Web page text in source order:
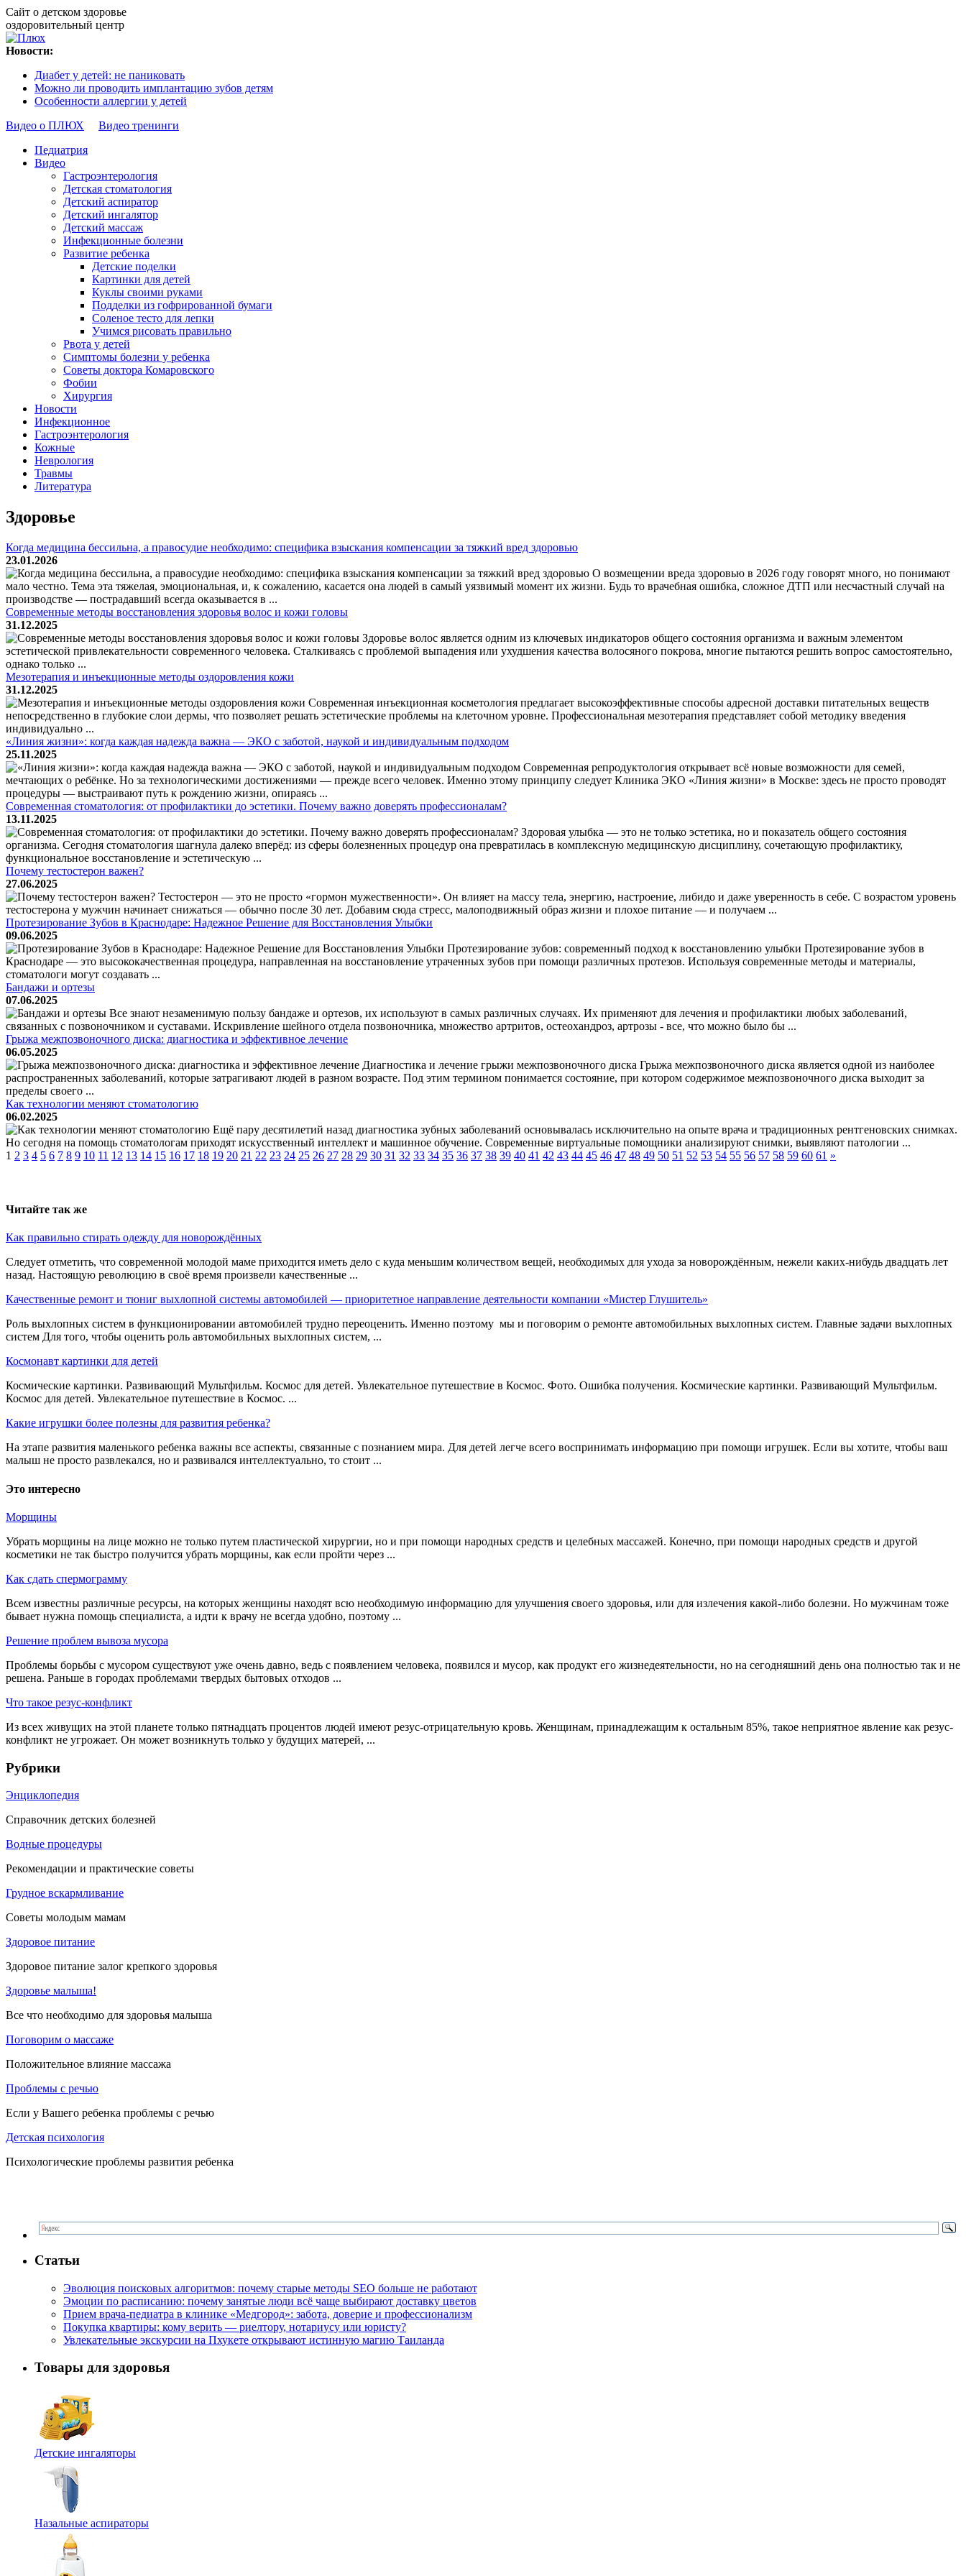
Сайт о детском здоровье
оздоровительный центр
Новости:
Диабет у детей: не паниковать
Можно ли проводить имплантацию зубов детям
Особенности аллергии у детей
Видео о ПЛЮХ
Видео тренинги
Педиатрия
Видео
Гастроэнтерология
Детская стоматология
Детский аспиратор
Детский ингалятор
Детский массаж
Инфекционные болезни
Развитие ребенка
Детские поделки
Картинки для детей
Куклы своими руками
Подделки из гофрированной бумаги
Соленое тесто для лепки
Учимся рисовать правильно
Рвота у детей
Симптомы болезни у ребенка
Советы доктора Комаровского
Фобии
Хирургия
Новости
Инфекционное
Гастроэнтерология
Кожные
Неврология
Травмы
Литература
Здоровье
Когда медицина бессильна, а правосудие необходимо: специфика взыскания компенсации за тяжкий вред здоровью
23.01.2026
О возмещении вреда здоровью в 2026 году говорят много, но понимают
мало честно. Тема эта тяжелая, эмоциональная, и, к сожалению, касается она людей в самый уязвимый момент их жизни. Будь то врачебная ошибка, сложное ДТП или несчастный случай на
производстве — пострадавший всегда оказывается в ...
Современные методы восстановления здоровья волос и кожи головы
31.12.2025
Здоровье волос является одним из ключевых индикаторов общего состояния организма и важным элементом
эстетической привлекательности современного человека. Сталкиваясь с проблемой выпадения или ухудшения качества волосяного покрова, многие пытаются решить вопрос самостоятельно,
однако только ...
Мезотерапия и инъекционные методы оздоровления кожи
31.12.2025
Современная инъекционная косметология предлагает высокоэффективные способы адресной доставки питательных веществ
непосредственно в глубокие слои дермы, что позволяет решать эстетические проблемы на клеточном уровне. Профессиональная мезотерапия представляет собой методику введения
индивидуально ...
«Линия жизни»: когда каждая надежда важна — ЭКО с заботой, наукой и индивидуальным подходом
25.11.2025
Современная репродуктология открывает всё новые возможности для семей,
мечтающих о ребёнке. Но за технологическими достижениями — прежде всего человек. Именно этому принципу следует Клиника ЭКО «Линия жизни» в Москве: здесь не просто проводят
процедуры — выстраивают путь к рождению жизни, опираясь ...
Современная стоматология: от профилактики до эстетики. Почему важно доверять профессионалам?
13.11.2025
Здоровая улыбка — это не только эстетика, но и показатель общего состояния
организма. Сегодня стоматология шагнула далеко вперёд: из сферы болезненных процедур она превратилась в комплексную медицинскую дисциплину, сочетающую профилактику,
функциональное восстановление и эстетическую ...
Почему тестостерон важен?
27.06.2025
Тестостерон — это не просто «гормон мужественности». Он влияет на массу тела, энергию, настроение, либидо и даже уверенность в себе. С возрастом уровень
тестостерона у мужчин начинает снижаться — обычно после 30 лет. Добавим сюда стресс, малоподвижный образ жизни и плохое питание — и получаем ...
Протезирование Зубов в Краснодаре: Надежное Решение для Восстановления Улыбки
09.06.2025
Протезирование зубов: современный подход к восстановлению улыбки Протезирование зубов в
Краснодаре — это высококачественная процедура, направленная на восстановление утраченных зубов при помощи различных протезов. Используя современные методы и материалы,
стоматологи могут создавать ...
Бандажи и ортезы
07.06.2025
Все знают незаменимую пользу бандаже и ортезов, их используют в самых различных случаях. Их применяют для лечения и профилактики любых заболеваний,
связанных с позвоночником и суставами. Искривление шейного отдела позвоночника, множество артритов, остеохандроз, артрозы - все, что можно было бы ...
Грыжа межпозвоночного диска: диагностика и эффективное лечение
06.05.2025
Диагностика и лечение грыжи межпозвоночного диска Грыжа межпозвоночного диска является одной из наиболее
распространенных заболеваний, которые затрагивают людей в разном возрасте. Под этим термином понимается состояние, при котором содержимое межпозвоночного диска выходит за
пределы своего ...
Как технологии меняют стоматологию
06.02.2025
Ещё пару десятилетий назад диагностика зубных заболеваний основывалась исключительно на опыте врача и традиционных рентгеновских снимках.
Но сегодня на помощь стоматологам приходят искусственный интеллект и машинное обучение. Современные виртуальные помощники анализируют снимки, выявляют патологии ...
1 2 3 4 5 6 7 8 9 10 11 12 13 14 15 16 17 18 19 20 21 22 23 24 25 26 27 28 29 30 31 32 33 34 35 36 37 38 39 40 41 42 43 44 45 46 47 48 49 50 51 52 53 54 55 56 57 58 59 60 61 »
Читайте так же
Как правильно стирать одежду для новорождённых
Следует отметить, что современной молодой маме приходится иметь дело с куда меньшим количеством вещей, необходимых для ухода за новорождённым, нежели каких-нибудь двадцать лет
назад. Настоящую революцию в своё время произвели качественные ...
Качественные ремонт и тюниг выхлопной системы автомобилей — приоритетное направление деятельности компании «Мистер Глушитель»
Роль выхлопных систем в функционировании автомобилей трудно переоценить. Именно поэтому мы и поговорим о ремонте автомобильных выхлопных систем. Главные задачи выхлопных
систем Для того, чтобы оценить роль автомобильных выхлопных систем, ...
Космонавт картинки для детей
Космические картинки. Развивающий Мультфильм. Космос для детей. Увлекательное путешествие в Космос. Фото. Ошибка получения. Космические картинки. Развивающий Мультфильм.
Космос для детей. Увлекательное путешествие в Космос. ...
Какие игрушки более полезны для развития ребенка?
На этапе развития маленького ребенка важны все аспекты, связанные с познанием мира. Для детей легче всего воспринимать информацию при помощи игрушек. Если вы хотите, чтобы ваш
малыш не просто развлекался, но и развивался интеллектуально, то стоит ...
Это интересно
Морщины
Убрать морщины на лице можно не только путем пластической хирургии, но и при помощи народных средств и целебных массажей. Конечно, при помощи народных средств и другой
косметики не так быстро получится убрать морщины, как если пройти через ...
Как сдать спермограмму
Всем известны различные ресурсы, на которых женщины находят всю необходимую информацию для улучшения своего здоровья, или для излечения какой-либо болезни. Но мужчинам тоже
бывает нужна помощь специалиста, а идти к врачу не всегда удобно, поэтому ...
Решение проблем вывоза мусора
Проблемы борьбы с мусором существуют уже очень давно, ведь с появлением человека, появился и мусор, как продукт его жизнедеятельности, но на сегодняшний день она полностью так и не
решена. Раньше в городах проблемами твердых бытовых отходов ...
Что такое резус-конфликт
Из всех живущих на этой планете только пятнадцать процентов людей имеют резус-отрицательную кровь. Женщинам, принадлежащим к остальным 85%, такое неприятное явление как резус-
конфликт не угрожает. Он может возникнуть только у будущих матерей, ...
Рубрики
Энциклопедия
Справочник детских болезней
Водные процедуры
Рекомендации и практические советы
Грудное вскармливание
Советы молодым мамам
Здоровое питание
Здоровое питание залог крепкого здоровья
Здоровье малыша!
Все что необходимо для здоровья малыша
Поговорим о массаже
Положительное влияние массажа
Проблемы с речью
Если у Вашего ребенка проблемы с речью
Детская психология
Психологические проблемы развития ребенка
Статьи
Эволюция поисковых алгоритмов: почему старые методы SEO больше не работают
Эмоции по расписанию: почему занятые люди всё чаще выбирают доставку цветов
Прием врача-педиатра в клинике «Медгород»: забота, доверие и профессионализм
Покупка квартиры: кому верить — риелтору, нотариусу или юристу?
Увлекательные экскурсии на Пхукете открывают истинную магию Таиланда
Товары для здоровья
Детские ингаляторы
Назальные аспираторы